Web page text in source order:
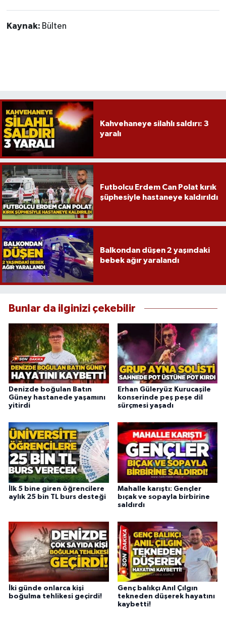
Kaynak: Bülten
Kahvehaneye silahlı saldırı: 3
yaralı
Futbolcu Erdem Can Polat kırık
şüphesiyle hastaneye kaldırıldı
Balkondan düşen 2 yaşındaki
bebek ağır yaralandı
Bunlar da ilginizi çekebilir
Denizde boğulan Batın
Güney hastanede yaşamını
yitirdi
Erhan Güleryüz Kurucaşile
konserinde peş peşe dil
sürçmesi yaşadı
İlk 5 bine giren öğrencilere
aylık 25 bin TL burs desteği
Mahalle karıştı: Gençler
bıçak ve sopayla birbirine
saldırdı
İki günde onlarca kişi
boğulma tehlikesi geçirdi!
Genç balıkçı Anıl Çılgın
tekneden düşerek hayatını
kaybetti!
Politika
Resmi İlan
Röportaj
Sağlık
SİYASET
Spor
Ulusal